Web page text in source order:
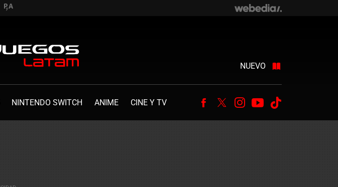
NUEVO
NINTENDO SWITCH ANIME CINE Y TV Facebook
TwitterInstagram
Youtube